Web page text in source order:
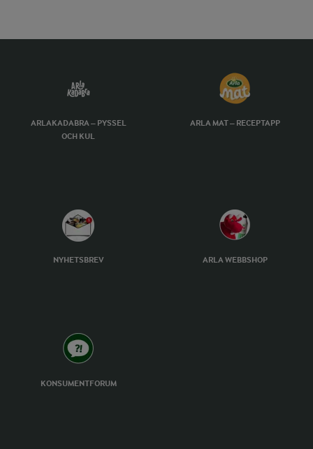
ARLAKADABRA – PYSSEL
OCH KUL
ARLA MAT – RECEPTAPP
NYHETSBREV ARLA WEBBSHOP
KONSUMENTFORUM